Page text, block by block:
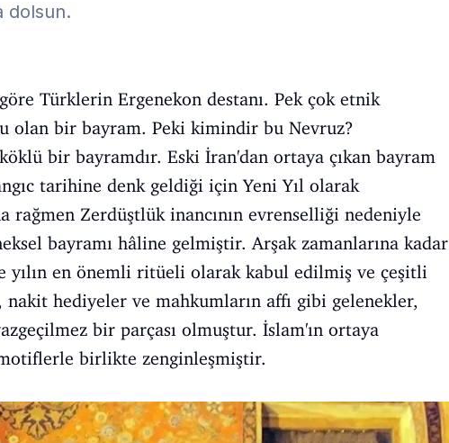
dolsun.
Türklerin Ergenekon destanı. Pek çok etnik
olan bir bayram. Peki kimindir bu Nevruz?
bir bayramdır. Eski İran'dan ortaya çıkan bayram
tarihine denk geldiği için Yeni Yıl olarak
rağmen Zerdüştlük inancının evrenselliği nedeniyle
bayramı hâline gelmiştir. Arşak zamanlarına kadar
yılın en önemli ritüeli olarak kabul edilmiş ve çeşitli
nakit hediyeler ve mahkumların affı gibi gelenekler,
bir parçası olmuştur. İslam'ın ortaya
birlikte zenginleşmiştir.